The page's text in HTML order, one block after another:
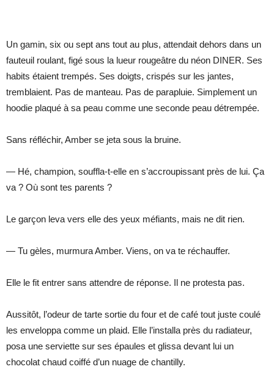
Un gamin, six ou sept ans tout au plus, attendait dehors dans un
fauteuil roulant, figé sous la lueur rougeâtre du néon DINER. Ses
habits étaient trempés. Ses doigts, crispés sur les jantes,
tremblaient. Pas de manteau. Pas de parapluie. Simplement un
hoodie plaqué à sa peau comme une seconde peau détrempée.
Sans réfléchir, Amber se jeta sous la bruine.
— Hé, champion, souffla-t-elle en s’accroupissant près de lui. Ça
va ? Où sont tes parents ?
Le garçon leva vers elle des yeux méfiants, mais ne dit rien.
— Tu gèles, murmura Amber. Viens, on va te réchauffer.
Elle le fit entrer sans attendre de réponse. Il ne protesta pas.
Aussitôt, l’odeur de tarte sortie du four et de café tout juste coulé
les enveloppa comme un plaid. Elle l’installa près du radiateur,
posa une serviette sur ses épaules et glissa devant lui un
chocolat chaud coiffé d’un nuage de chantilly.